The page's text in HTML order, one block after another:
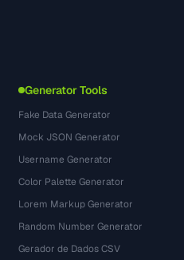
Generator Tools
Fake Data Generator
Mock JSON Generator
Username Generator
Color Palette Generator
Lorem Markup Generator
Random Number Generator
Gerador de Dados CSV